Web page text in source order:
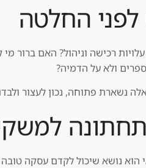
לפני החלטה
רכישה וניהול? האם ברור
ולא על הדמיה?
נשארת פתוחה, נכון לעצור